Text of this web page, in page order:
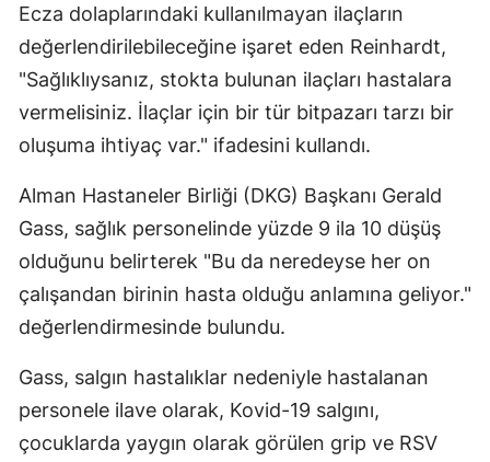
Giresun
Gümüşhane
Isparta
Mersin
Kars
Kastamonu
Ecza dolaplarındaki kullanılmayan ilaçların
değerlendirilebileceğine işaret eden Reinhardt,
"Sağlıklıysanız, stokta bulunan ilaçları hastalara
vermelisiniz. İlaçlar için bir tür bitpazarı tarzı bir
oluşuma ihtiyaç var." ifadesini kullandı.
Alman Hastaneler Birliği (DKG) Başkanı Gerald
Gass, sağlık personelinde yüzde 9 ila 10 düşüş
olduğunu belirterek "Bu da neredeyse her on
çalışandan birinin hasta olduğu anlamına geliyor."
değerlendirmesinde bulundu.
Gass, salgın hastalıklar nedeniyle hastalanan
personele ilave olarak, Kovid-19 salgını,
çocuklarda yaygın olarak görülen grip ve RSV